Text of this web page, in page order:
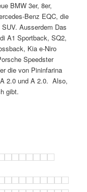
BMW 3er, 8er,
Benz EQC, die
Ausserdem Das
A1 Sportback, SQ2,
Kia e-Niro
Speedster
die von Pininfarina
2.0 und A 2.0. Also,
gibt.